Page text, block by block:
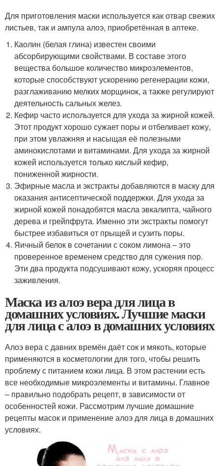
Для приготовления маски используется как отвар свежих
листьев, так и ампула алоэ, приобретённая в аптеке.
Каолин (белая глина) известен своими
абсорбирующими свойствами. В составе этого
вещества большое количество микроэлементов,
которые способствуют ускорению регенерации кожи,
разглаживанию мелких морщинок, а также регулируют
деятельность сальных желез.
Кефир часто используется для ухода за жирной кожей.
Этот продукт хорошо сужает поры и отбеливает кожу,
при этом увлажняя и насыщая её полезными
аминокислотами и витаминами. Для ухода за жирной
кожей используется только кислый кефир,
пониженной жирности.
Эфирные масла и экстракты добавляются в маску для
оказания антисептической поддержки. Для ухода за
жирной кожей понадобятся масла эвкалипта, чайного
дерева и грейпфрута. Именно эти экстракты помогут
быстрее избавиться от прыщей и сузить поры.
Яичный белок в сочетании с соком лимона – это
проверенное временем средство для сужения пор.
Эти два продукта подсушивают кожу, ускоряя процесс
заживления.
Маска из алоэ вера для лица в
домашних условиях. Лучшие маски
для лица с алоэ в домашних условиях
Алоэ вера с давних времён даёт сок и мякоть, которые
применяются в косметологии для того, чтобы решить
проблему с питанием кожи лица. В этом растении есть
все необходимые микроэлементы и витамины. Главное
– правильно подобрать рецепт, в зависимости от
особенностей кожи. Рассмотрим лучшие домашние
рецепты масок и применение алоэ для лица в домашних
условиях.